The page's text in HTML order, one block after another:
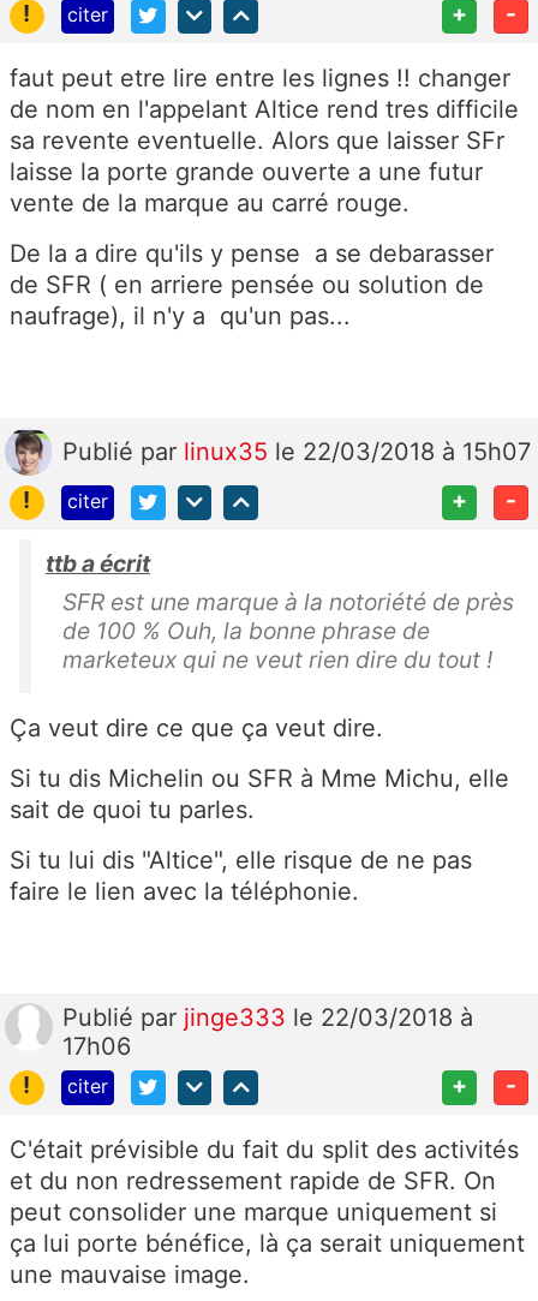
!
citer + -
faut peut etre lire entre les lignes !! changer
de nom en l'appelant Altice rend tres difficile
sa revente eventuelle. Alors que laisser SFr
laisse la porte grande ouverte a une futur
vente de la marque au carré rouge.
De la a dire qu'ils y pense a se debarasser
de SFR ( en arriere pensée ou solution de
naufrage), il n'y a qu'un pas...
Publié par linux35 le 22/03/2018 à 15h07
!
citer + -
ttb a écrit
SFR est une marque à la notoriété de près
de 100 % Ouh, la bonne phrase de
marketeux qui ne veut rien dire du tout !
Ça veut dire ce que ça veut dire.
Si tu dis Michelin ou SFR à Mme Michu, elle
sait de quoi tu parles.
Si tu lui dis "Altice", elle risque de ne pas
faire le lien avec la téléphonie.
Publié par jinge333 le 22/03/2018 à
17h06
!
citer + -
C'était prévisible du fait du split des activités
et du non redressement rapide de SFR. On
peut consolider une marque uniquement si
ça lui porte bénéfice, là ça serait uniquement
une mauvaise image.